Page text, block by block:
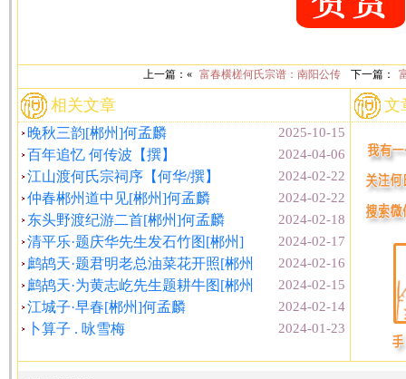
上一篇：« 富春横槎何氏宗谱：南阳公传 下一篇：
相关文章
2025-10-15
晚秋三韵[郴州]何孟麟
2024-04-06
百年追忆 何传波【撰】
2024-02-22
江山渡何氏宗祠序【何华/撰】
2024-02-22
仲春郴州道中见[郴州]何孟麟
2024-02-18
东头野渡纪游二首[郴州]何孟麟
2024-02-17
清平乐·题庆华先生发石竹图[郴州]
2024-02-16
鹧鸪天·题君明老总油菜花开照[郴州
2024-02-15
鹧鸪天·为黄志屹先生题耕牛图[郴州
2024-02-14
江城子·早春[郴州]何孟麟
2024-01-23
卜算子 . 咏雪梅
文